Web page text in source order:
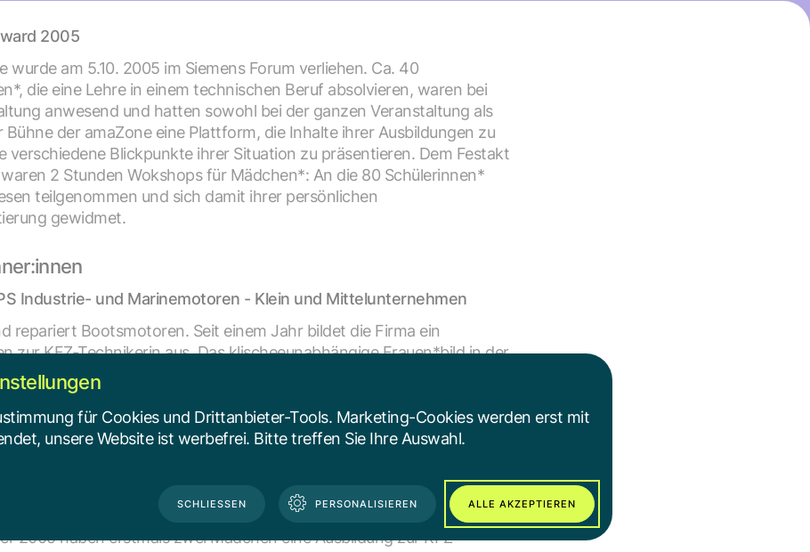
2005
wurde am 5.10. 2005 im Siemens Forum verliehen. Ca. 40
die eine Lehre in einem technischen Beruf absolvieren, waren bei
anwesend und hatten sowohl bei der ganzen Veranstaltung als
Bühne der amaZone eine Plattform, die Inhalte ihrer Ausbildungen zu
verschiedene Blickpunkte ihrer Situation zu präsentieren. Dem Festakt
2 Stunden Wokshops für Mädchen*: An die 80 Schülerinnen*
teilgenommen und sich damit ihrer persönlichen
gewidmet.
Industrie- und Marinemotoren - Klein und Mittelunternehmen
repariert Bootsmotoren. Seit einem Jahr bildet die Firma ein
zur KFZ-Technikerin aus. Das klischeeunabhängige Frauen*bild in der
die Stärkung des Lehrmädchens in ihr Wissen und Können und die
für einen weiblichen* Lehrling überzeugten die Jury.
2 - Lehrlingsmanagement der Gemeinde Wien - Großbetriebe
Mädchen*. Seit Jahren setzt das Lehrlingsmanagement der Stadt
Ausbildung von Mädchen* in ehemals traditionellen Männer*berufen.
2005 haben erstmals zwei Mädchen eine Ausbildung zur KFZ-
für Cookies und Drittanbieter-Tools. Marketing-Cookies werden erst mit
unsere Website ist werbefrei. Bitte treffen Sie Ihre Auswahl.
SCHLIESSEN PERSONALISIEREN ALLE AKZEPTIEREN